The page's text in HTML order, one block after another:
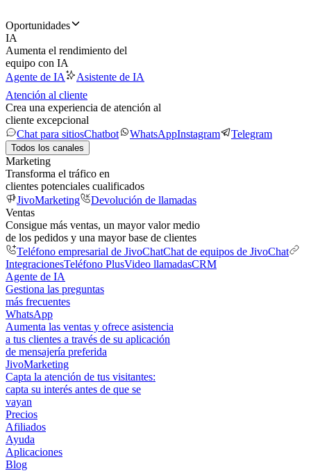
Oportunidades
IA
Aumenta el rendimiento del
equipo con IA
Agente de IA
Asistente de IA
Atención al cliente
Crea una experiencia de atención al
cliente excepcional
Chat para sitiosChatbot WhatsAppInstagram Telegram
Todos los canales
Marketing
Transforma el tráfico en
clientes potenciales cualificados
JivoMarketing
Devolución de llamadas
Ventas
Consigue más ventas, un mayor valor medio
de los pedidos y una mayor base de clientes
Teléfono empresarial de JivoChatChat de equipos de JivoChat
IntegracionesTeléfono PlusVideo llamadasCRM
Agente de IA
Gestiona las preguntas
más frecuentes
WhatsApp
Aumenta las ventas y ofrece asistencia
a tus clientes a través de su aplicación
de mensajería preferida
JivoMarketing
Capta la atención de tus visitantes:
capta su interés antes de que se
vayan
Precios
Afiliados
Ayuda
Aplicaciones
Blog